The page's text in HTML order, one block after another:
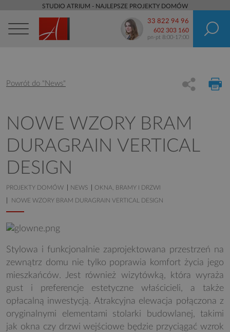
STUDIO ATRIUM - NAJLEPSZE PROJEKTY DOMÓW
33 822 94 96
602 303 160
pn-pt 8:00-17:00
Powrót do "News"
NOWE WZORY BRAM
DURAGRAIN VERTICAL
DESIGN
PROJEKTY DOMÓW NEWS OKNA, BRAMY I DRZWI
NOWE WZORY BRAM DURAGRAIN VERTICAL DESIGN
Stylowa i funkcjonalnie zaprojektowana przestrzeń na
zewnątrz domu nie tylko poprawia komfort życia jego
mieszkańców. Jest również wizytówką, która wyraża
gust i preferencje estetyczne właścicieli, a także
opłacalną inwestycją. Atrakcyjna elewacja połączona z
oryginalnymi elementami stolarki budowlanej, takimi
jak okna czy drzwi wejściowe będzie przyciągać wzrok